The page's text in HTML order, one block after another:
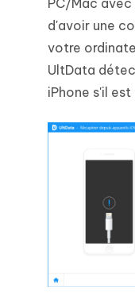
d'avoir une
votre
UltData
iPhone s'il